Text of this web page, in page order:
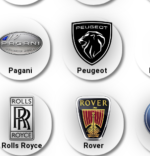
Pagani Peugeot
Rolls Royce Rover